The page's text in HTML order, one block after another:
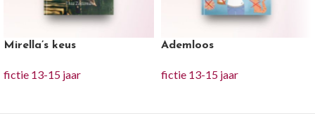
Mirella’s keus
fictie 13-15 jaar
Ademloos
fictie 13-15 jaar